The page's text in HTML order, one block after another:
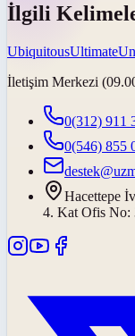
İlgili
UbiquitousUltimate
İletişim Merkezi
0(312) 911
0(546) 855
Hacettepe
4. Kat Ofis